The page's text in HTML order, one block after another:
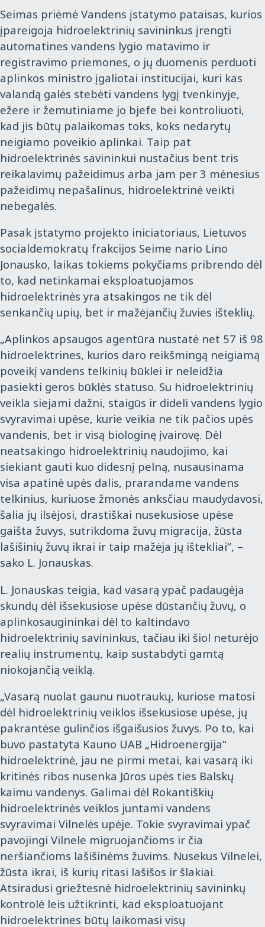
Seimas priėmė Vandens įstatymo pataisas, kurios
įpareigoja hidroelektrinių savininkus įrengti
automatines vandens lygio matavimo ir
registravimo priemones, o jų duomenis perduoti
aplinkos ministro įgaliotai institucijai, kuri kas
valandą galės stebėti vandens lygį tvenkinyje,
ežere ir žemutiniame jo bjefe bei kontroliuoti,
kad jis būtų palaikomas toks, koks nedarytų
neigiamo poveikio aplinkai. Taip pat
hidroelektrinės savininkui nustačius bent tris
reikalavimų pažeidimus arba jam per 3 mėnesius
pažeidimų nepašalinus, hidroelektrinė veikti
nebegalės.
Pasak įstatymo projekto iniciatoriaus, Lietuvos
socialdemokratų frakcijos Seime nario Lino
Jonausko, laikas tokiems pokyčiams pribrendo dėl
to, kad netinkamai eksploatuojamos
hidroelektrinės yra atsakingos ne tik dėl
senkančių upių, bet ir mažėjančių žuvies išteklių.
„Aplinkos apsaugos agentūra nustatė net 57 iš 98
hidroelektrines, kurios daro reikšmingą neigiamą
poveikį vandens telkinių būklei ir neleidžia
pasiekti geros būklės statuso. Su hidroelektrinių
veikla siejami dažni, staigūs ir dideli vandens lygio
svyravimai upėse, kurie veikia ne tik pačios upės
vandenis, bet ir visą biologinę įvairovę. Dėl
neatsakingo hidroelektrinių naudojimo, kai
siekiant gauti kuo didesnį pelną, nusausinama
visa apatinė upės dalis, prarandame vandens
telkinius, kuriuose žmonės anksčiau maudydavosi,
šalia jų ilsėjosi, drastiškai nusekusiose upėse
gaišta žuvys, sutrikdoma žuvų migracija, žūsta
lašišinių žuvų ikrai ir taip mažėja jų ištekliai“, –
sako L. Jonauskas.
L. Jonauskas teigia, kad vasarą ypač padaugėja
skundų dėl išsekusiose upėse dūstančių žuvų, o
aplinkosaugininkai dėl to kaltindavo
hidroelektrinių savininkus, tačiau iki šiol neturėjo
realių instrumentų, kaip sustabdyti gamtą
niokojančią veiklą.
„Vasarą nuolat gaunu nuotraukų, kuriose matosi
dėl hidroelektrinių veiklos išsekusiose upėse, jų
pakrantėse gulinčios išgaišusios žuvys. Po to, kai
buvo pastatyta Kauno UAB „Hidroenergija“
hidroelektrinė, jau ne pirmi metai, kai vasarą iki
kritinės ribos nusenka Jūros upės ties Balskų
kaimu vandenys. Galimai dėl Rokantiškių
hidroelektrinės veiklos juntami vandens
svyravimai Vilnelės upėje. Tokie svyravimai ypač
pavojingi Vilnele migruojančioms ir čia
neršiančioms lašišinėms žuvims. Nusekus Vilnelei,
žūsta ikrai, iš kurių ritasi lašišos ir šlakiai.
Atsiradusi griežtesnė hidroelektrinių savininkų
kontrolė leis užtikrinti, kad eksploatuojant
hidroelektrines būtų laikomasi visų